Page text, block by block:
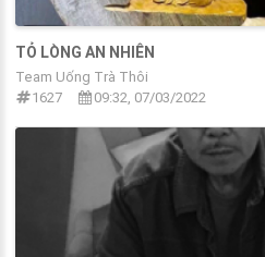
TỎ LÒNG AN NHIÊN
Team Uống Trà Thôi
1627
09:32, 07/03/2022